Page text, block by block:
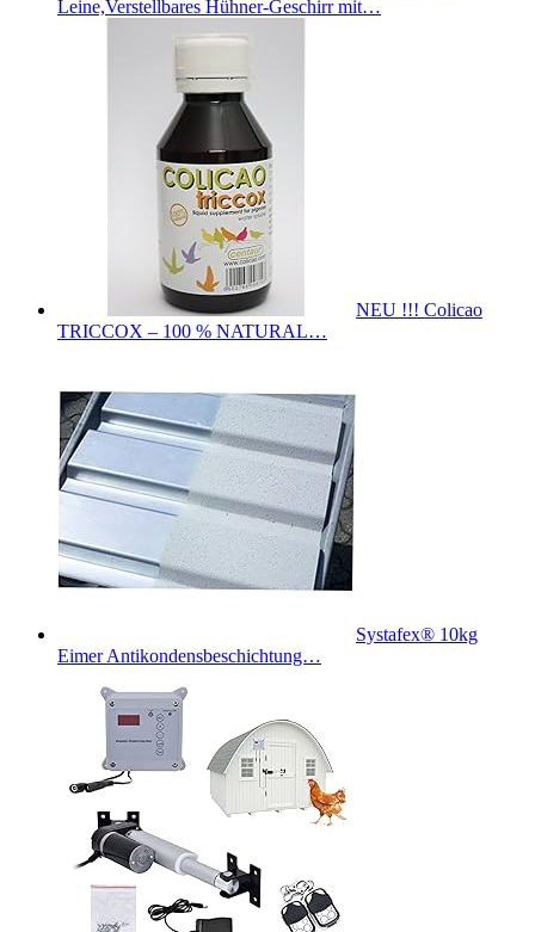
Leine,Verstellbares Hühner-Geschirr mit…
NEU !!! Colicao
TRICCOX – 100 % NATURAL…
Systafex® 10kg
Eimer Antikondensbeschichtung…